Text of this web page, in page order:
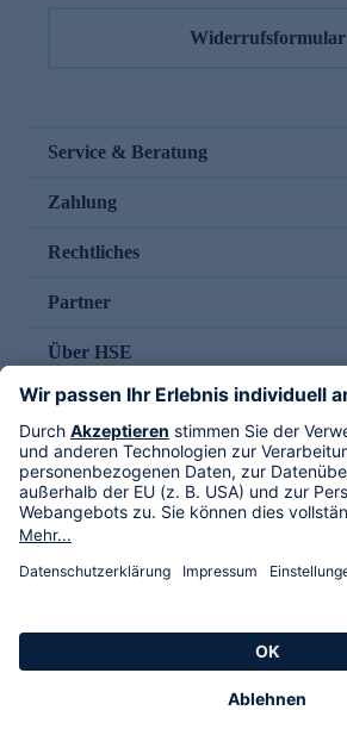
Widerrufsformular
Service & Beratung
Zahlung
Rechtliches
Partner
Über HSE
Im TV
HSE International